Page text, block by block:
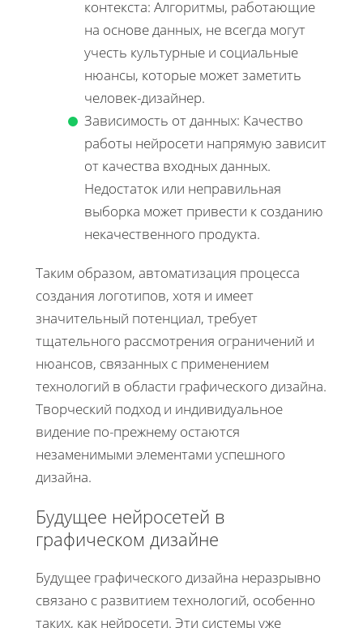
контекста: Алгоритмы, работающие
на основе данных, не всегда могут
учесть культурные и социальные
нюансы, которые может заметить
человек-дизайнер.
Зависимость от данных: Качество
работы нейросети напрямую зависит
от качества входных данных.
Недостаток или неправильная
выборка может привести к созданию
некачественного продукта.
Таким образом, автоматизация процесса
создания логотипов, хотя и имеет
значительный потенциал, требует
тщательного рассмотрения ограничений и
нюансов, связанных с применением
технологий в области графического дизайна.
Творческий подход и индивидуальное
видение по-прежнему остаются
незаменимыми элементами успешного
дизайна.
Будущее нейросетей в
графическом дизайне
Будущее графического дизайна неразрывно
связано с развитием технологий, особенно
таких, как нейросети. Эти системы уже